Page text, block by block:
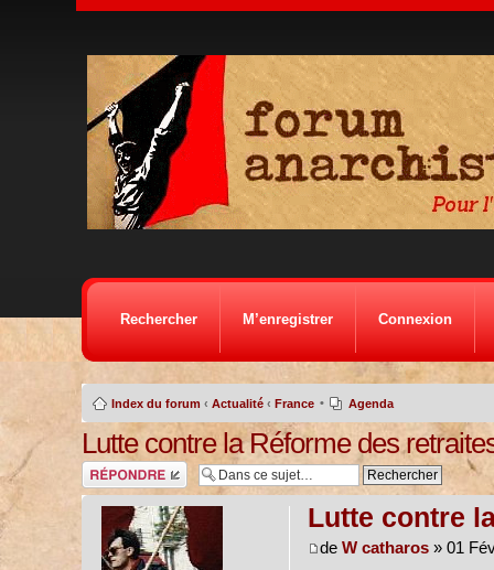
Rechercher M’enregistrer Connexion
Index du forum ‹ Actualité ‹ France • Agenda
Lutte contre la Réforme des
Répondre
Lutte contre
de W catharos» 01